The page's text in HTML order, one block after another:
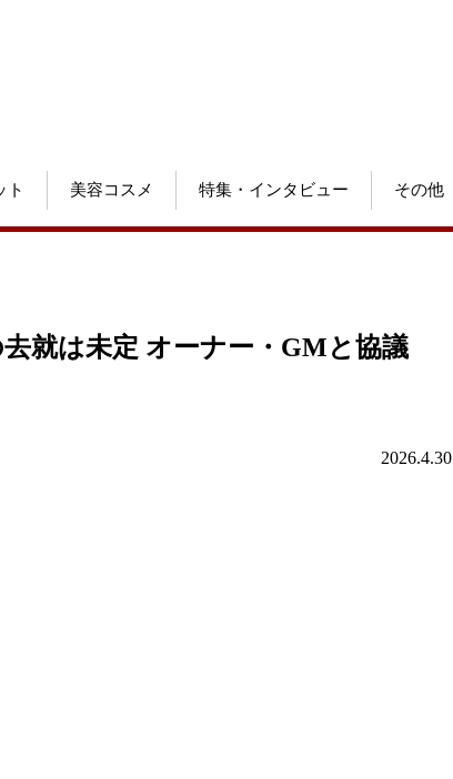
ト 美容コスメ 特集・インタビュー その他
就は未定 オーナー・GMと協議
2026.4.30